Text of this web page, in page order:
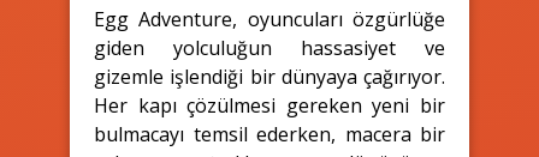
Egg Adventure, oyuncuları özgürlüğe
giden yolculuğun hassasiyet ve
gizemle işlendiği bir dünyaya çağırıyor.
Her kapı çözülmesi gereken yeni bir
bulmacayı temsil ederken, macera bir